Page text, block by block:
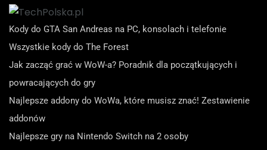
Kody do GTA San Andreas na PC, konsolach i telefonie
Wszystkie kody do The Forest
Jak zacząć grać w WoW-a? Poradnik dla początkujących i
powracających do gry
Najlepsze addony do WoWa, które musisz znać! Zestawienie
addonów
Najlepsze gry na Nintendo Switch na 2 osoby